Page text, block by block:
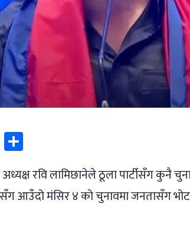
Threads
अध्यक्ष रवि लामिछानेले ठूला पार्टीसँग कुनै
आउँदो मंसिर ४ को चुनावमा जनतासँग